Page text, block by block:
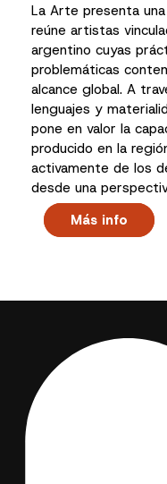
La Arte presenta
reúne artistas
argentino cuyas
problemáticas
alcance global. A
lenguajes y
pone en valor la
producido en la
activamente de los
desde una
Más info